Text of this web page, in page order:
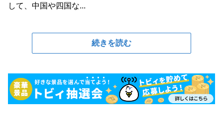
して、中国や四国な...
続きを読む